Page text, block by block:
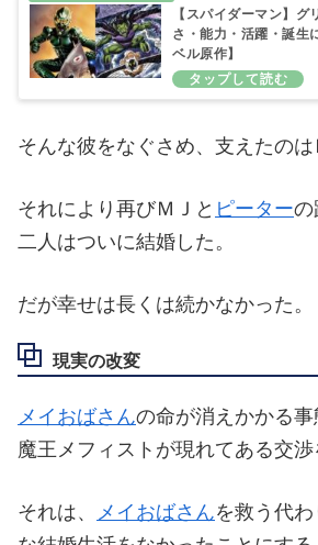
【スパイダーマン】
さ・能力・活躍・誕生
ベル原作】
そんな彼をなぐさめ、支えたのは
それにより再びＭＪと ピーターの
二人はついに結婚した。
だが幸せは長くは続かなかった。
現実の改変
メイおばさんの命が消えかかる事
魔王メフィストが現れてある交渉
それは、 メイおばさんを救う代